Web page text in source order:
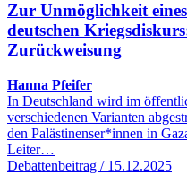
Zur Unmöglichkeit
deutschen
Zurückweisung
Hanna Pfeifer
In Deutschland wird im
verschiedenen Varianten
den Palästinenser*innen in
Leiter…
Debattenbeitrag / 15.12.2025